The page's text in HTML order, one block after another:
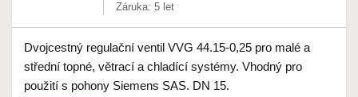
Záruka: 5 let
Dvojcestný regulační ventil VVG 44.15-0,25 pro malé a
střední topné, větrací a chladící systémy. Vhodný pro
použití s pohony Siemens SAS. DN 15.